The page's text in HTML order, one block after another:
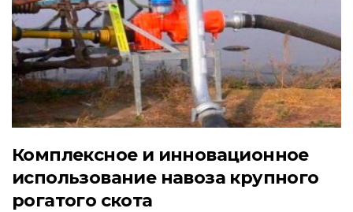
Комплексное и инновационное
использование навоза крупного
рогатого скота